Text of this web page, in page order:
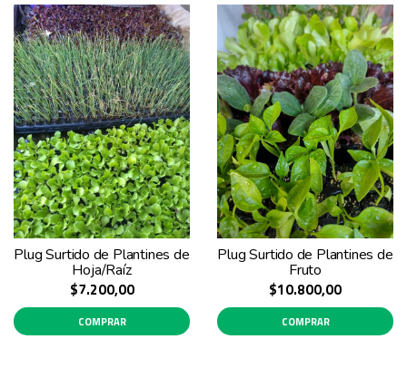
Plug Surtido de Plantines de
Hoja/Raíz
$7.200,00
COMPRAR
Plug Surtido de Plantines de
Fruto
$10.800,00
COMPRAR